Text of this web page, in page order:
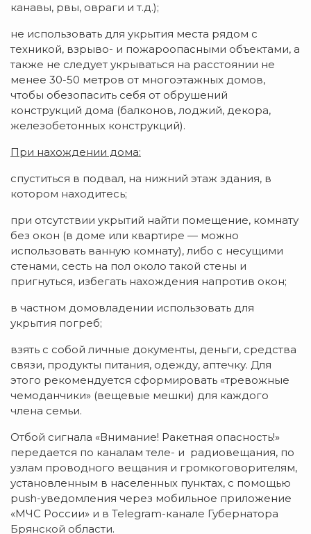
канавы, рвы, овраги и т.д.);
не использовать для укрытия места рядом с
техникой, взрыво- и пожароопасными объектами, а
также не следует укрываться на расстоянии не
менее 30-50 метров от многоэтажных домов,
чтобы обезопасить себя от обрушений
конструкций дома (балконов, лоджий, декора,
железобетонных конструкций).
При нахождении дома:
спуститься в подвал, на нижний этаж здания, в
котором находитесь;
при отсутствии укрытий найти помещение, комнату
без окон (в доме или квартире — можно
использовать ванную комнату), либо с несущими
стенами, сесть на пол около такой стены и
пригнуться, избегать нахождения напротив окон;
в частном домовладении использовать для
укрытия погреб;
взять с собой личные документы, деньги, средства
связи, продукты питания, одежду, аптечку. Для
этого рекомендуется сформировать «тревожные
чемоданчики» (вещевые мешки) для каждого
члена семьи.
Отбой сигнала «Внимание! Ракетная опасность!»
передается по каналам теле- и радиовещания, по
узлам проводного вещания и громкоговорителям,
установленным в населенных пунктах, с помощью
push-уведомления через мобильное приложение
«МЧС России» и в Telegram-канале Губернатора
Брянской области.